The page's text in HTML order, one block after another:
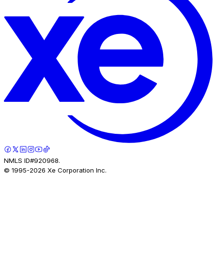
NMLS ID#920968.
© 1995-2026 Xe Corporation Inc.